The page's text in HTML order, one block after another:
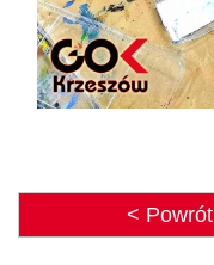
< Powrót